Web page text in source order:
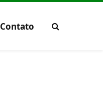
Contato